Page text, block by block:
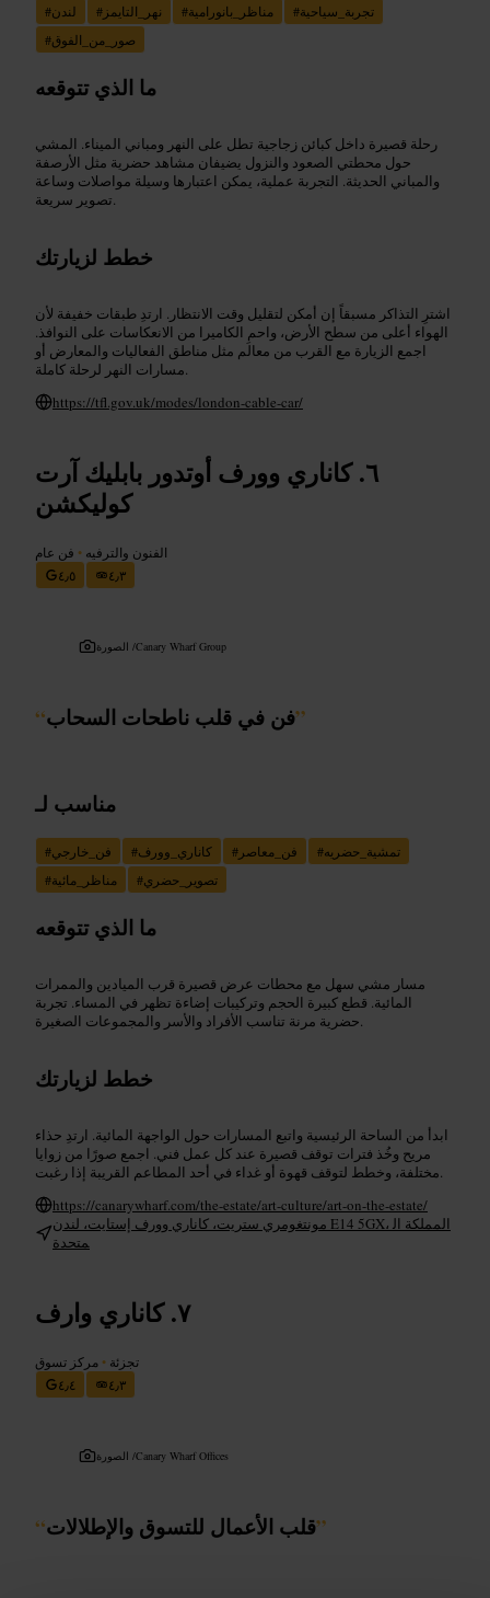
#لندن # نهر_التايمز #مناظر_بانورامية #تجربة_سياحية
#صور_من_الفوق
ما الذي تتوقعه
رحلة قصيرة داخل كبائن زجاجية تطل على النهر ومباني الميناء. المشي
حول محطتي الصعود والنزول يضيفان مشاهد حضرية مثل الأرصفة
والمباني الحديثة. التجربة عملية، يمكن اعتبارها وسيلة مواصلات وساعة
تصوير سريعة.
خطط لزيارتك
اشترِ التذاكر مسبقاً إن أمكن لتقليل وقت الانتظار. ارتدِ طبقات خفيفة لأن
الهواء أعلى من سطح الأرض، واحمِ الكاميرا من الانعكاسات على النوافذ.
اجمع الزيارة مع القرب من معالم مثل مناطق الفعاليات والمعارض أو
مسارات النهر لرحلة كاملة.
https://tfl.gov.uk/modes/london-cable-car/
كاناري وورف أوتدور بابليك آرت
كوليكشن
الفنون والترفيه • فن عام
٤٫٥
٤٫٣
الصورة /Canary Wharf Group
“فن في قلب ناطحات السحاب”
مناسب لـ
#فن_خارجي #كاناري_وورف # فن_معاصر #تمشية_حضريه
#مناظر_مائية #تصوير_حضري
ما الذي تتوقعه
مسار مشي سهل مع محطات عرض قصيرة قرب الميادين والممرات
المائية. قطع كبيرة الحجم وتركيبات إضاءة تظهر في المساء. تجربة
حضرية مرنة تناسب الأفراد والأسر والمجموعات الصغيرة.
خطط لزيارتك
ابدأ من الساحة الرئيسية واتبع المسارات حول الواجهة المائية. ارتدِ حذاء
مريح وخُذ فترات توقف قصيرة عند كل عمل فني. اجمع صورًا من زوايا
مختلفة، وخطط لتوقف قهوة أو غداء في أحد المطاعم القريبة إذا رغبت.
https://canarywharf.com/the-estate/art-culture/art-on-the-estate/
مونتغومري ستريت، كاناري وورف إستايت، لندن E14 5GX، المملكة ال
متحدة
كاناري وارف
تجزئة • مركز تسوق
٤٫٤
٤٫٣
الصورة /Canary Wharf Offices
“قلب الأعمال للتسوق والإطلالات”